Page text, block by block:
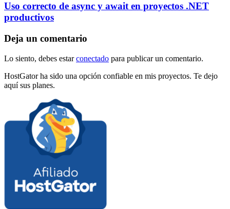
Uso correcto de async y await en proyectos .NET
productivos
Deja un comentario
Lo siento, debes estarconectado para publicar un comentario.
HostGator ha sido una opción confiable en mis proyectos. Te dejo
aquí sus planes.